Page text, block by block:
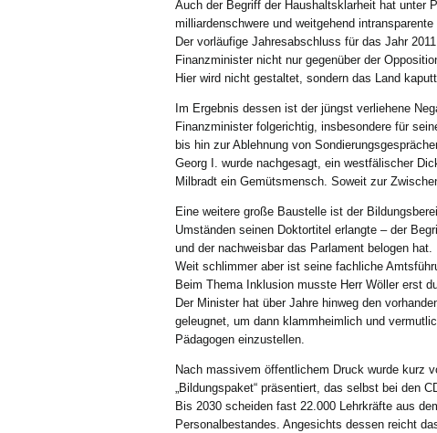
Auch der Begriff der Haushaltsklarheit hat unter
milliardenschwere und weitgehend
Der vorläufige Jahresabschluss für das Jahr
Finanzminister nicht nur gegenüber der
Hier wird nicht gestaltet, sondern das Land
Im Ergebnis dessen ist der jüngst verliehene
Finanzminister folgerichtig, insbesondere für
bis hin zur Ablehnung von
Georg I. wurde nachgesagt, ein westfälischer
Milbradt ein Gemütsmensch. Soweit zur
Eine weitere große Baustelle ist der
Umständen seinen Doktortitel erlangte – der
und der nachweisbar das Parlament belogen hat.
Weit schlimmer aber ist seine fachliche
Beim Thema Inklusion musste Herr Wöller erst
Der Minister hat über Jahre hinweg den
geleugnet, um dann klammheimlich und
Pädagogen einzustellen.
Nach massivem öffentlichem Druck wurde kurz
„Bildungspaket“ präsentiert, das selbst bei den
Bis 2030 scheiden fast 22.000 Lehrkräfte aus
Personalbestandes. Angesichts dessen reicht